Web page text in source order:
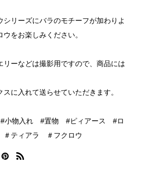
リーズにバラのモチーフが加わりよ
をお楽しみください。
リーなどは撮影用ですので、商品には
に入れて送らせていただきます。
#小物入れ #置物 #ピィアース #ロ
＃ティアラ ＃フクロウ